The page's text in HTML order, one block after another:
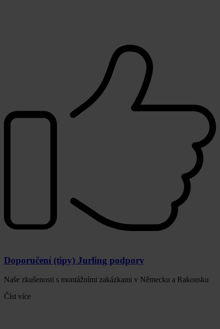
Doporučení (tipy) Jurling podpory
Naše zkušenosti s montážními zakázkami v Německu a Rakousku
Číst více